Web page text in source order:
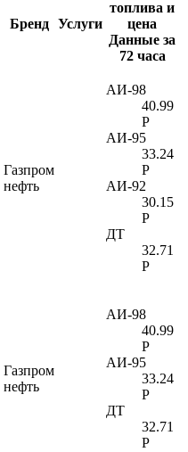
Бренд Услуги
топлива и
цена
Данные за
72 часа
Газпром
нефть
АИ-98
40.99
Р
АИ-95
33.24
Р
АИ-92
30.15
Р
ДТ
32.71
Р
Газпром
нефть
АИ-98
40.99
Р
АИ-95
33.24
Р
ДТ
32.71
Р